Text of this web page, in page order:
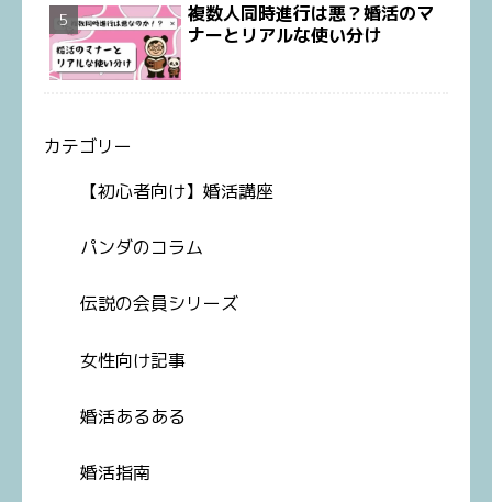
複数人同時進行は悪？婚活のマ
ナーとリアルな使い分け
カテゴリー
【初心者向け】婚活講座
パンダのコラム
伝説の会員シリーズ
女性向け記事
婚活あるある
婚活指南